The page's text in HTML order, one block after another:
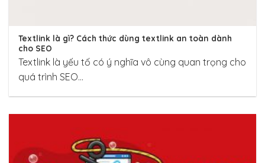
Textlink là gì? Cách thức dùng textlink an toàn dành
cho SEO
Textlink là yếu tố có ý nghĩa vô cùng quan trọng cho
quá trình SEO...